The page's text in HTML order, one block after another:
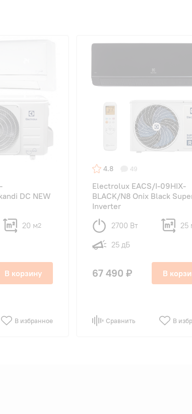
DC NEW
20 м2
В корзину
В избранное
4.8 49
Electrolux EACS/I-09HIX-
BLACK/N8 Onix Black
Inverter
2700 Вт 25
25 дБ
67 490 ₽ В
Сравнить В